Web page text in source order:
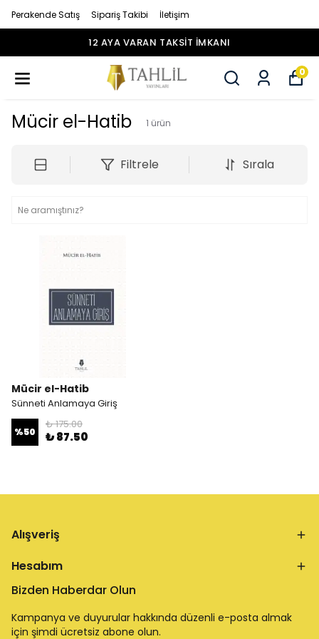
Perakende Satış Sipariş Takibi İletişim
12 AYA VARAN TAKSİT İMKANI
0
Mücir el-Hatib 1 ürün
Filtrele Sırala
Mücir el-Hatib
Sünneti Anlamaya Giriş
%50
₺ 175.00
₺ 87.50
Alışveriş
Hesabım
Bizden Haberdar Olun
Kampanya ve duyurular hakkında düzenli e-posta almak
için şimdi ücretsiz abone olun.